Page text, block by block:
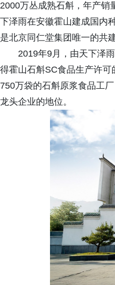
2000万丛成熟石斛，年产销
下泽雨在安徽霍山建成国内
是北京同仁堂集团唯一的共
2019年9月，由天下泽
得霍山石斛SC食品生产许
750万袋的石斛原浆食品工
龙头企业的地位。